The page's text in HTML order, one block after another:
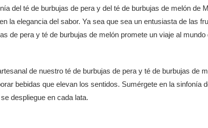
del té de burbujas de pera y del té de burbujas de melón de
la elegancia del sabor. Ya sea que sea un entusiasta de las
de pera y té de burbujas de melón promete un viaje al mundo
de nuestro té de burbujas de pera y té de burbujas de
bebidas que elevan los sentidos. Sumérgete en la sinfonía
despliegue en cada lata.